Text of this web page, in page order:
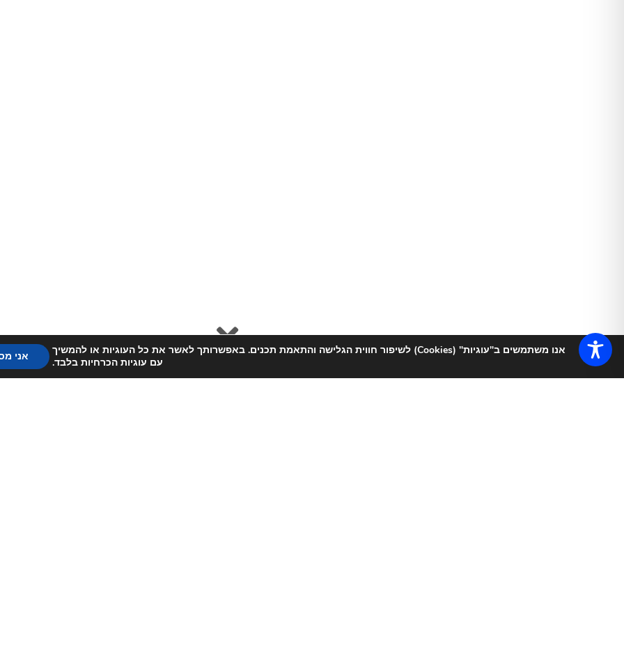
אנו משתמשים ב"עוגיות" (Cookies) לשיפור חווית הגלישה והתאמת תכנים. באפשרותך לאשר את כל העוגיות או להמשיך
עם עוגיות הכרחיות בלבד.
אני